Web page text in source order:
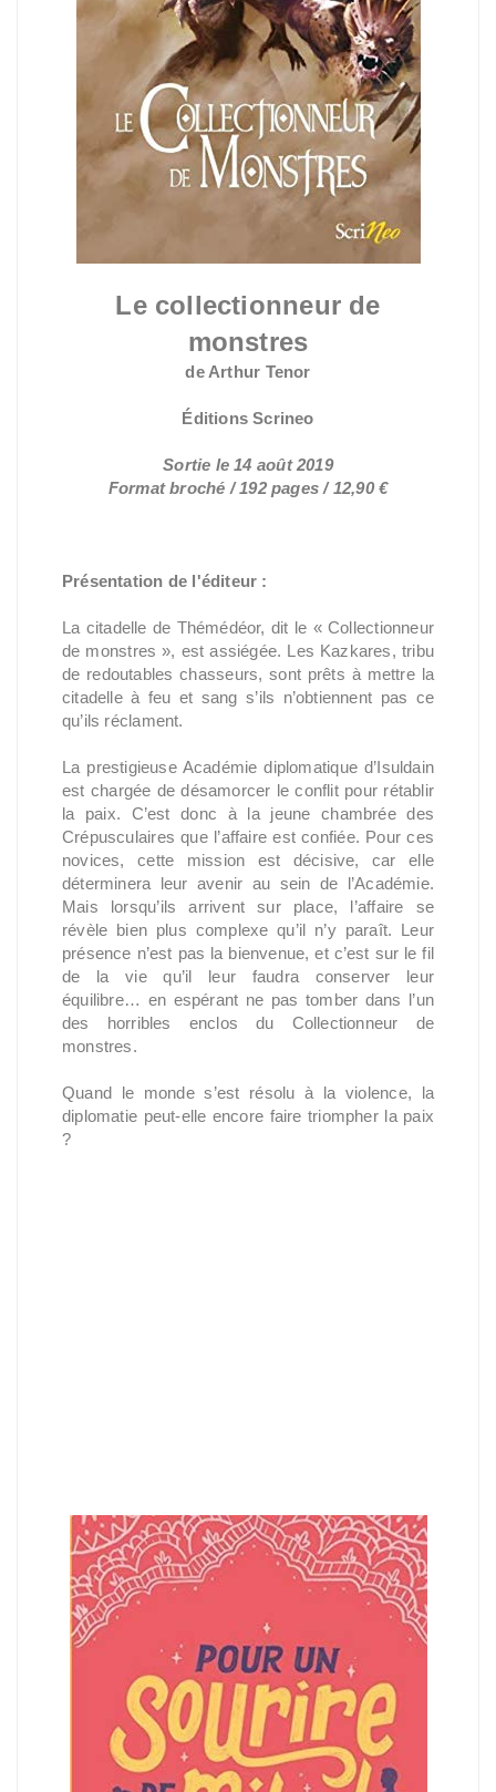
Le collectionneur de
monstres
de Arthur Tenor
Éditions Scrineo
Sortie le 14 août 2019
Format broché / 192 pages / 12,90 €
Présentation de l'éditeur :
La citadelle de Thémédéor, dit le « Collectionneur
de monstres », est assiégée. Les Kazkares, tribu
de redoutables chasseurs, sont prêts à mettre la
citadelle à feu et sang s’ils n’obtiennent pas ce
qu’ils réclament.
La prestigieuse Académie diplomatique d’Isuldain
est chargée de désamorcer le conflit pour rétablir
la paix. C’est donc à la jeune chambrée des
Crépusculaires que l’affaire est confiée. Pour ces
novices, cette mission est décisive, car elle
déterminera leur avenir au sein de l’Académie.
Mais lorsqu’ils arrivent sur place, l’affaire se
révèle bien plus complexe qu’il n’y paraît. Leur
présence n’est pas la bienvenue, et c’est sur le fil
de la vie qu’il leur faudra conserver leur
équilibre… en espérant ne pas tomber dans l’un
des horribles enclos du Collectionneur de
monstres.
Quand le monde s’est résolu à la violence, la
diplomatie peut-elle encore faire triompher la paix
?